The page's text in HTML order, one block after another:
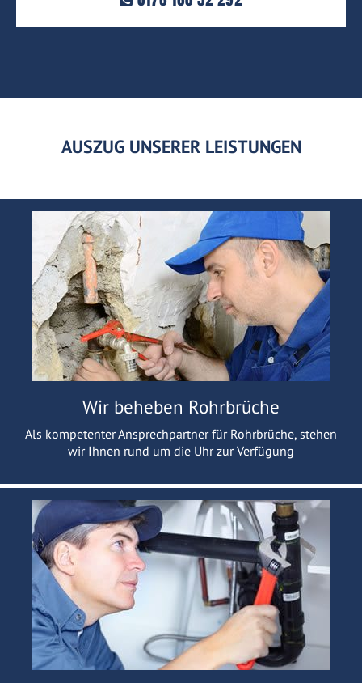
AUSZUG UNSERER LEISTUNGEN
Wir beheben Rohrbrüche
Als kompetenter Ansprechpartner für Rohrbrüche, stehen
wir Ihnen rund um die Uhr zur Verfügung